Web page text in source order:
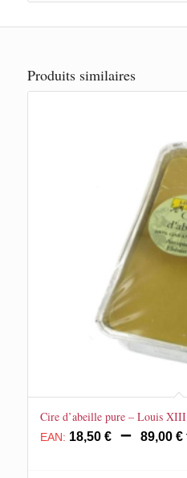
Produits similaires
Cire d’abeille pure – Louis XIII
EAN: 18,50 € – 89,00 €